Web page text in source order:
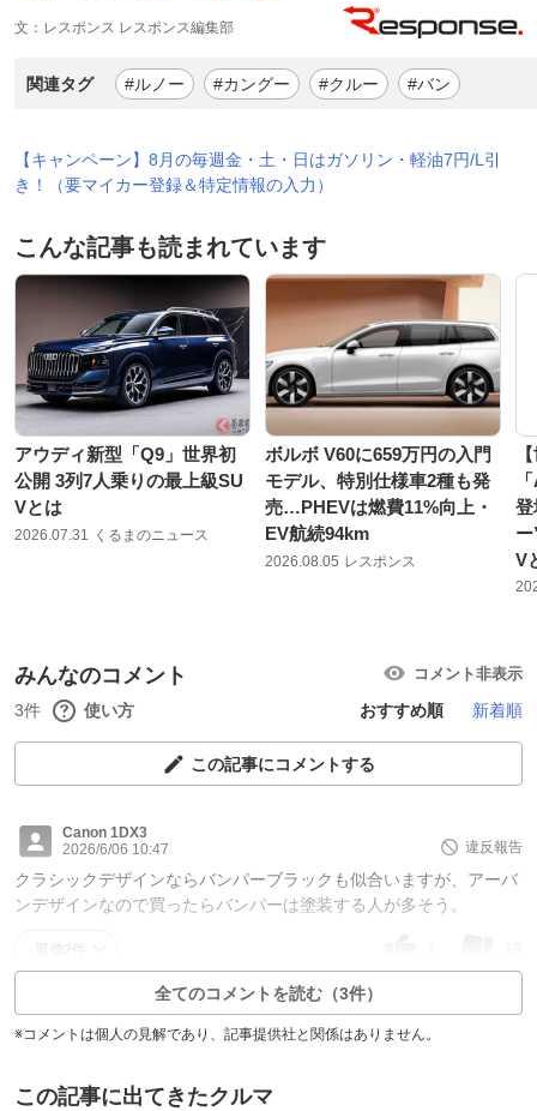
文：レスポンス レスポンス編集部
関連タグ #ルノー #カングー #クルー #バン
【キャンペーン】8月の毎週金・土・日はガソリン・軽油7円/L引
き！（要マイカー登録＆特定情報の入力）
こんな記事も読まれています
アウディ新型「Q9」世界初
公開 3列7人乗りの最上級SU
Vとは
2026.07.31 くるまのニュース
ボルボ V60に659万円の入門
モデル、特別仕様車2種も発
売…PHEVは燃費11%向上・
EV航続94km
2026.08.05 レスポンス
登
V
みんなのコメント コメント非表示
3件 使い方 おすすめ順 新着順
この記事にコメントする
Canon 1DX3
2026/6/06 10:47
違反報告
クラシックデザインならバンパーブラックも似合いますが、アーバ
ンデザインなので買ったらバンパーは塗装する人が多そう。
全てのコメントを読む（3件）
※コメントは個人の見解であり、記事提供社と関係はありません。
この記事に出てきたクルマ